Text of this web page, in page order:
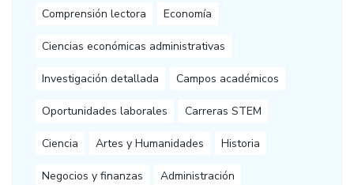
Comprensión lectora Economía
Ciencias económicas administrativas
Investigación detallada Campos académicos
Oportunidades laborales Carreras STEM
Ciencia Artes y Humanidades Historia
Negocios y finanzas Administración